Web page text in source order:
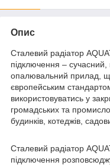
Опис
Сталевий радіатор
підключення – сучасний,
опалювальний прилад,
європейським
використовуватись у
громадських та
будинків, котеджів,
Сталевий радіатор
підключення